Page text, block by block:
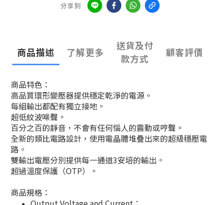
分享到
商品描述 了解更多
送貨及付
款方式
顧客評價
商品特色：
高品質環形變壓器提供穩定乾淨的電源。
每組輸出都配有獨立接地。
超低紋波噪聲。
百分之百的靜音，不會有任何惱人的震動或哼聲。
全新的類比電路設計，使用電晶體堆疊出來的超級穩壓電
路。
雙輸出電壓分別提供每一通道3安培的輸出。
超過溫度保護（OTP）。
商品規格：